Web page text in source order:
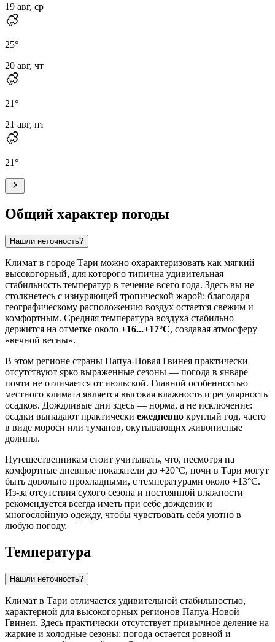
19 авг, ср
25°
20 авг, чт
21°
21 авг, пт
21°
Общий характер погоды
Нашли неточность?
Климат в городе Тари можно охарактеризовать как мягкий
высокогорный, для которого типична удивительная
стабильность температур в течение всего года. Здесь вы не
столкнетесь с изнуряющей тропической жарой: благодаря
географическому расположению воздух остается свежим и
комфортным. Средняя температура воздуха стабильно
держится на отметке около +16...+17°C, создавая атмосферу
«вечной весны».
В этом регионе страны Папуа-Новая Гвинея практически
отсутствуют ярко выраженные сезоны — погода в январе
почти не отличается от июльской. Главной особенностью
местного климата является высокая влажность и регулярность
осадков. Дождливые дни здесь — норма, а не исключение:
осадки выпадают практически ежедневно круглый год, часто
в виде мороси или туманов, окутывающих живописные
долины.
Путешественникам стоит учитывать, что, несмотря на
комфортные дневные показатели до +20°C, ночи в Тари могут
быть довольно прохладными, с температурами около +13°C.
Из-за отсутствия сухого сезона и постоянной влажности
рекомендуется всегда иметь при себе дождевик и
многослойную одежду, чтобы чувствовать себя уютно в
любую погоду.
Температура
Нашли неточность?
Климат в Тари отличается удивительной стабильностью,
характерной для высокогорных регионов Папуа-Новой
Гвинеи. Здесь практически отсутствует привычное деление на
жаркие и холодные сезоны: погода остается ровной и